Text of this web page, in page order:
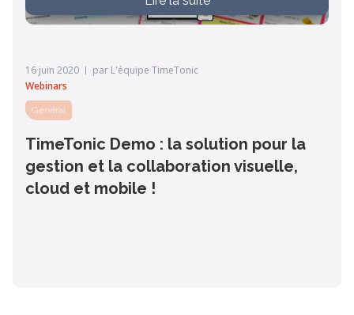
16 juin 2020 par L'équipe TimeTonic
Webinars
Général
TimeTonic Demo : la solution pour la
gestion et la collaboration visuelle,
cloud et mobile !